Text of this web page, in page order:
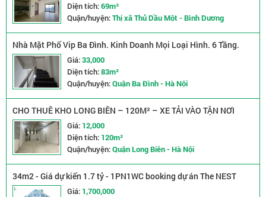
Diện tích:69m²
Quận/huyện:Thị xã Thủ Dầu Một - Bình Dương
Nhà Mặt Phố Vip Ba Đình. Kinh Doanh Mọi Loại Hình. 6 Tầng.
diện tích 83m2. Mặt tiền 5m. Giá 33,5 tỷ
Giá:33,000
Diện tích:83m²
Quận/huyện:Quận Ba Đình - Hà Nội
CHO THUÊ KHO LONG BIÊN – 120M² – XE TẢI VÀO TẬN NƠI
Giá: 12,000
Diện tích: 120m²
Quận/huyện:Quận Long Biên - Hà Nội
34m2 - Giá dự kiến 1.7 tỷ - 1PN1WC booking dự án The NEST
Midori Park
Giá: 1,700,000